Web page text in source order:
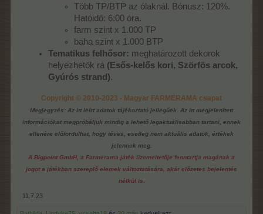
Több TP/BTP az ólaknál. Bónusz: 120%.
Hatóidő: 6:00 óra.
farm szint x 1.000 TP
baha szint x 1.000 BTP
Tematikus felhősor: meghatározott dekorok
helyezhetők rá (Esős-kelős kori, Szörfös arcok,
Gyúrós strand).
Copyright © 2010-2023 - Magyar FARMERAMA csapat
Megjegyzés: Az itt leírt adatok tájékoztató jellegűek. Az itt megjelenített
információkat megpróbáljuk mindig a lehető legaktuálisabban tartani, ennek
ellenére előfordulhat, hogy téves, esetleg nem aktuális adatok, értékek
jelennek meg.
A Bigpoint GmbH, a Farmerama játék üzemeltetője fenntartja magának a
jogot a játékban szereplő elemek változtatására, akár előzetes bejelentés
nélkül is.
11.7.23